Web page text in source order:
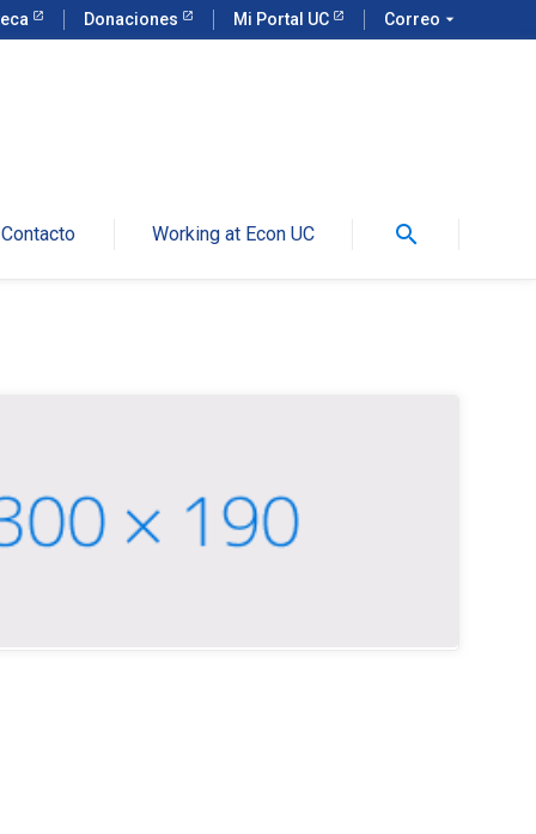
Donaciones Mi Portal UC Correo arrow_drop_down
Contacto Working at Econ UC search